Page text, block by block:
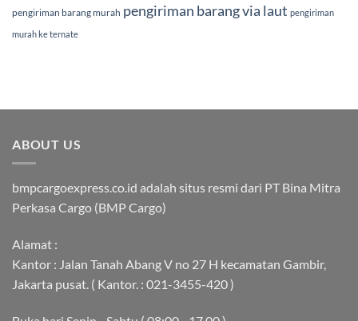
pengiriman barang murah pengiriman barang via laut pengiriman
murah ke ternate
ABOUT US
bmpcargoexpress.co.id adalah situs resmi dari PT Bina Mitra
Perkasa Cargo (BMP Cargo)
Alamat :
Kantor : Jalan Tanah Abang V no 27 H kecamatan Gambir,
Jakarta pusat. ( Kantor. : 021-3455-420 )